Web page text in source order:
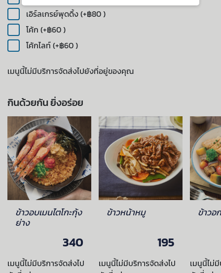
เอิร์ลเกรย์พุดดิ้ง (+฿80 )
โค้ก (+฿60 )
โค้กไลท์ (+฿60 )
เมนูนี้ไม่มีบริการจัดส่งไปยังที่อยู่ของคุณ
กินด้วยกัน ยิ่งอร่อย
ข้าวอบเมนไตโกะกุ้ง
ย่าง
340
เมนูนี้ไม่มีบริการจัดส่งไป
ข้าวหน้าหมู
195
เมนูนี้ไม่มีบริการจัดส่งไป
ข้าวอ
เมนูนี้ไม่